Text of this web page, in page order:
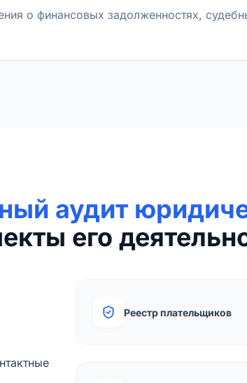
о финансовых задолженностях,
аудит
его
Реестр плательщиков